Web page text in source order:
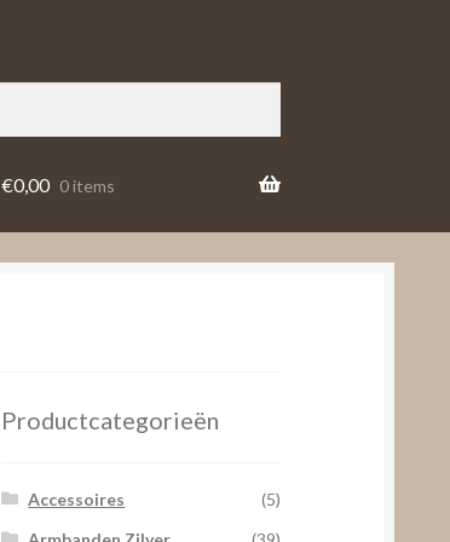
€0,00 0 items
Productcategorieën
Accessoires
(5)